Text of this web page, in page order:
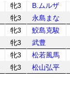
牝3
B.ムルザ
牝3
永島まな
牝3
鮫島克駿
牝3
武豊
牝3
松若風馬
牝3 松山弘平